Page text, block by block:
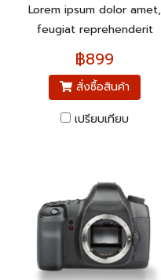
Lorem ipsum dolor amet,
feugiat reprehenderit
pariatur.
฿899
สั่งซื้อสินค้า
เปรียบเทียบ